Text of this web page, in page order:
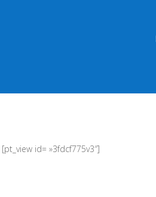
[pt_view id= »3fdcf775v3″]